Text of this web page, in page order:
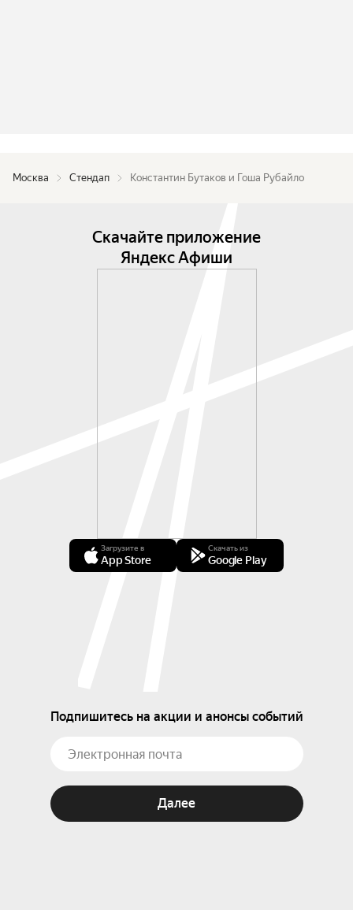
Москва Стендап Константин Бутаков и Гоша Рубайло
Скачайте приложение
Яндекс Афиши
Загрузите в
App Store
Скачать из
Google Play
Подпишитесь на акции и анонсы событий
Далее